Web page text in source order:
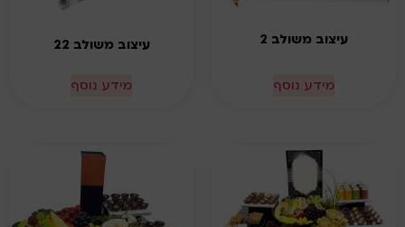
עיצוב משולב 2
מידע נוסף
עיצוב משולב 22
מידע נוסף